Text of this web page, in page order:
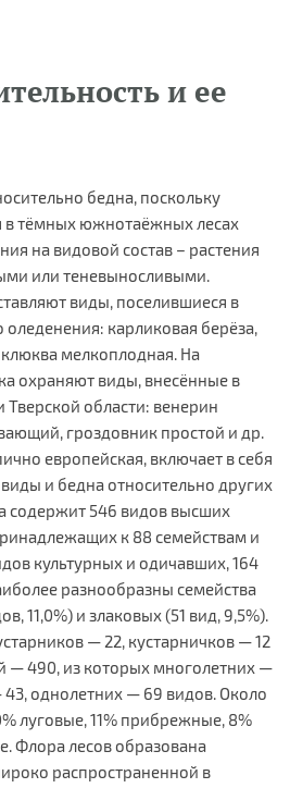
и ее
бедна, поскольку
в тёмных южнотаёжных лесах
на видовой состав – растения
или теневыносливыми.
виды, поселившиеся в
оледенения: карликовая берёза,
мелкоплодная. На
охраняют виды, внесённые в
Тверской области: венерин
гроздовник простой и др.
европейская, включает в себя
и бедна относительно других
содержит 546 видов высших
к 88 семействам и
культурных и одичавших, 164
разнообразны семейства
11,0%) и злаковых (51 вид, 9,5%).
— 22, кустарничков — 12
— 490, из которых многолетних —
43, однолетних — 69 видов. Около
луговые, 11% прибрежные, 8%
Флора лесов образована
распространенной в